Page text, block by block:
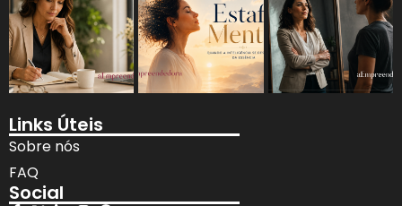
Links Úteis
Sobre nós
FAQ
Social